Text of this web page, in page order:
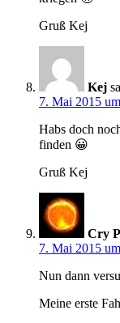
Gruß Kej
Kej
7. Mai 2015
Habs doch
finden 😀
Gruß Kej
Cry
7. Mai 2015
Nun dann
Meine erste